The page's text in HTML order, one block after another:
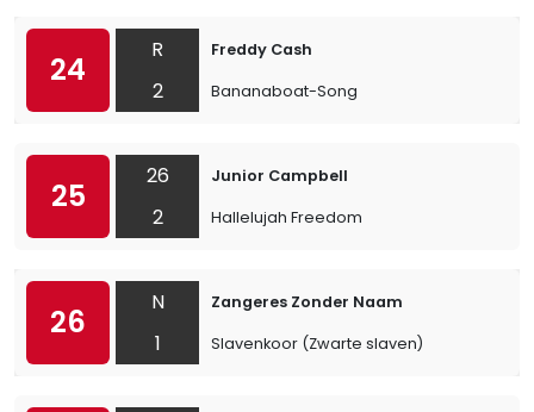
24
R
2
Freddy Cash
Bananaboat-Song
25
26
2
Junior Campbell
Hallelujah Freedom
26
N
1
Zangeres Zonder Naam
Slavenkoor (Zwarte slaven)